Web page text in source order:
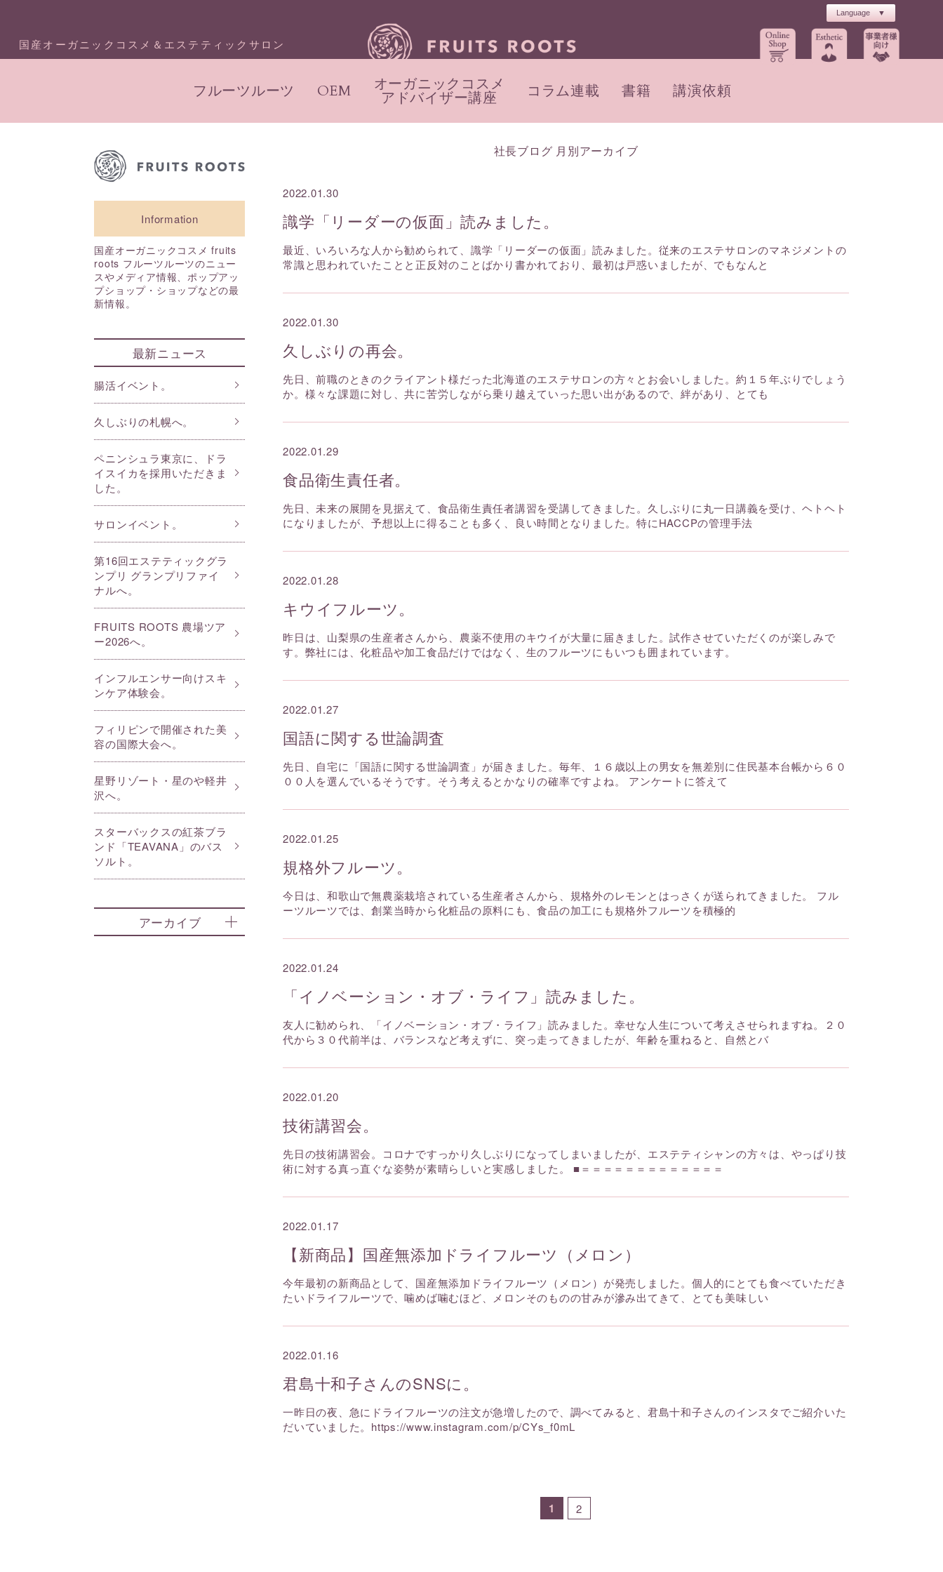
国産オーガニックコスメ＆エステティックサロン
フルーツルーツ OEM オーガニックコスメ
アドバイザー講座 コラム連載 書籍 講演依頼
社長ブログ 月別アーカイブ
2022.01.30
識学「リーダーの仮面」読みました。
最近、いろいろな人から勧められて、識学「リーダーの仮面」読みました。従来のエステサロンのマネジメントの
常識と思われていたことと正反対のことばかり書かれており、最初は戸惑いましたが、でもなんと
2022.01.30
久しぶりの再会。
先日、前職のときのクライアント様だった北海道のエステサロンの方々とお会いしました。約１５年ぶりでしょう
か。様々な課題に対し、共に苦労しながら乗り越えていった思い出があるので、絆があり、とても
2022.01.29
食品衛生責任者。
先日、未来の展開を見据えて、食品衛生責任者講習を受講してきました。久しぶりに丸一日講義を受け、ヘトヘト
になりましたが、予想以上に得ることも多く、良い時間となりました。特にHACCPの管理手法
2022.01.28
キウイフルーツ。
昨日は、山梨県の生産者さんから、農薬不使用のキウイが大量に届きました。試作させていただくのが楽しみで
す。弊社には、化粧品や加工食品だけではなく、生のフルーツにもいつも囲まれています。
2022.01.27
国語に関する世論調査
先日、自宅に「国語に関する世論調査」が届きました。毎年、１６歳以上の男女を無差別に住民基本台帳から６０
００人を選んでいるそうです。そう考えるとかなりの確率ですよね。 アンケートに答えて
2022.01.25
規格外フルーツ。
今日は、和歌山で無農薬栽培されている生産者さんから、規格外のレモンとはっさくが送られてきました。 フル
ーツルーツでは、創業当時から化粧品の原料にも、食品の加工にも規格外フルーツを積極的
2022.01.24
「イノベーション・オブ・ライフ」読みました。
友人に勧められ、「イノベーション・オブ・ライフ」読みました。幸せな人生について考えさせられますね。２０
代から３０代前半は、バランスなど考えずに、突っ走ってきましたが、年齢を重ねると、自然とバ
2022.01.20
技術講習会。
先日の技術講習会。コロナですっかり久しぶりになってしまいましたが、エステティシャンの方々は、やっぱり技
術に対する真っ直ぐな姿勢が素晴らしいと実感しました。 ■＝＝＝＝＝＝＝＝＝＝＝＝＝
2022.01.17
【新商品】国産無添加ドライフルーツ（メロン）
今年最初の新商品として、国産無添加ドライフルーツ（メロン）が発売しました。個人的にとても食べていただき
たいドライフルーツで、噛めば噛むほど、メロンそのものの甘みが滲み出てきて、とても美味しい
2022.01.16
君島十和子さんのSNSに。
一昨日の夜、急にドライフルーツの注文が急増したので、調べてみると、君島十和子さんのインスタでご紹介いた
だいていました。https://www.instagram.com/p/CYs_f0mL
1 2
Information
国産オーガニックコスメ fruits
roots フルーツルーツのニュー
スやメディア情報、ポップアッ
プショップ・ショップなどの最
新情報。
最新ニュース
腸活イベント。
久しぶりの札幌へ。
ペニンシュラ東京に、ドラ
イスイカを採用いただきま
した。
サロンイベント。
第16回エステティックグラ
ンプリ グランプリファイ
ナルへ。
FRUITS ROOTS 農場ツア
ー2026へ。
インフルエンサー向けスキ
ンケア体験会。
フィリピンで開催された美
容の国際大会へ。
星野リゾート・星のや軽井
沢へ。
スターバックスの紅茶ブラ
ンド「TEAVANA」のバス
ソルト。
アーカイブ